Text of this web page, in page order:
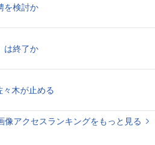
を検討か
は終了か
々木が止める
像アクセスランキングをもっと見る